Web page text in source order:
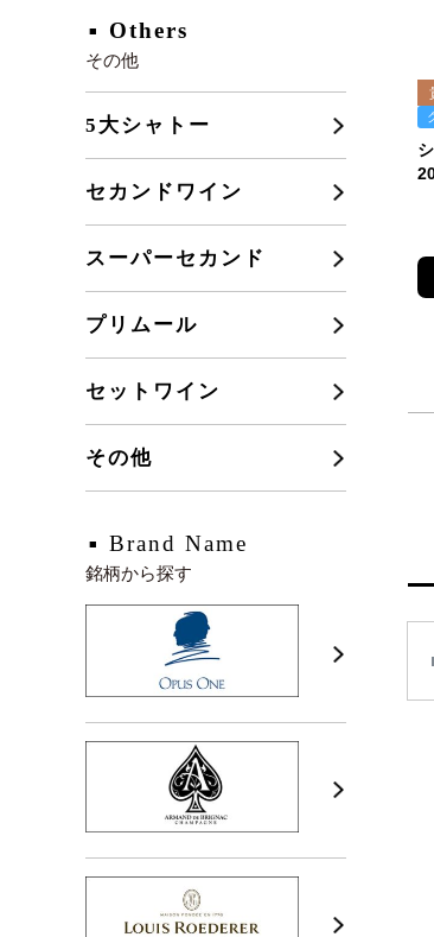
Others
その他
5大シャトー
セカンドワイン
スーパーセカンド
プリムール
セットワイン
その他
Brand Name
銘柄から探す